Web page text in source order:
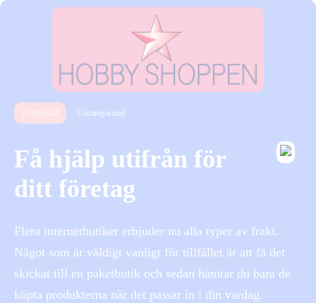
25/01/2022 Uncategorized
Få hjälp utifrån för
ditt företag
Flera internetbutiker erbjuder nu alla typer av frakt.
Något som är väldigt vanligt för tillfället är att få det
skickat till en paketbutik och sedan hämtar du bara de
köpta produkterna när det passar in i din vardag.